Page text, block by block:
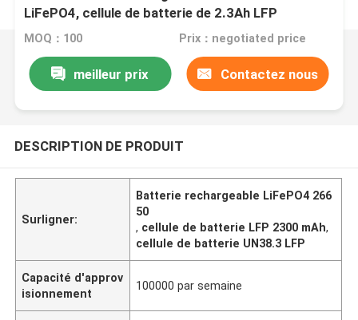
LiFePO4, cellule de batterie de 2.3Ah LFP
MOQ：100 Prix：negotiated price
meilleur prix Contactez nous
DESCRIPTION DE PRODUIT
Surligner:
Batterie rechargeable LiFePO4 266
50
, cellule de batterie LFP 2300 mAh,
cellule de batterie UN38.3 LFP
Capacité d'approv
isionnement
100000 par semaine